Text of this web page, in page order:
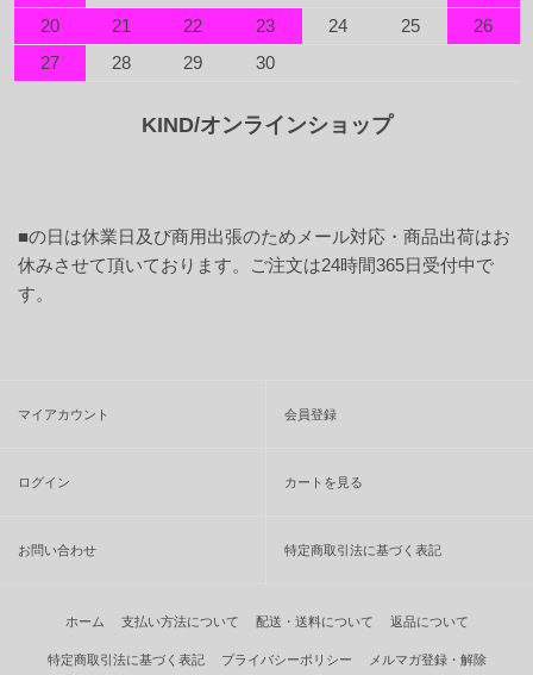
20
21 22 23 24 25
26
27
28 29 30
KIND/オンラインショップ
■の日は休業日及び商用出張のためメール対応・商品出荷はお
休みさせて頂いております。ご注文は24時間365日受付中で
す。
マイアカウント 会員登録
ログイン カートを見る
お問い合わせ 特定商取引法に基づく表記
ホーム 支払い方法について 配送・送料について 返品について
特定商取引法に基づく表記 プライバシーポリシー メルマガ登録・解除